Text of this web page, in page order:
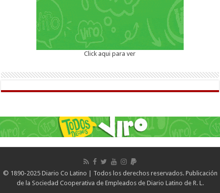
Click aqui para ver
© 1890-2025 Diario Co Latino | Todos los derechos reservados. Publicación
de la Sociedad Cooperativa de Empleados de Diario Latino de R. L.